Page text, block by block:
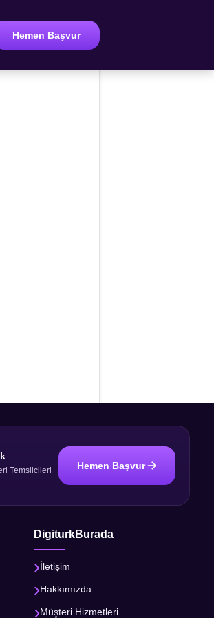
Hemen Başvur
Temsilcileri Hemen Başvur
DigiturkBurada
İletişim
Hakkımızda
Müşteri Hizmetleri